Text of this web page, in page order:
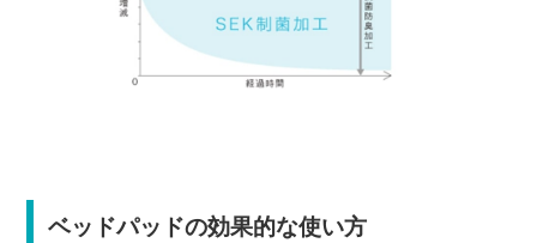
ベッドパッドの効果的な使い方